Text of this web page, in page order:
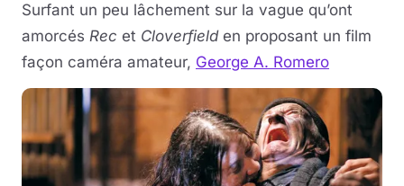
Surfant un peu lâchement sur la vague qu’ont
amorcés Rec et Cloverfielden proposant un film
façon caméra amateur, George A. Romero